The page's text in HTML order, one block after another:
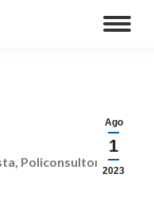
Ago
1
2023
Policonsultorio